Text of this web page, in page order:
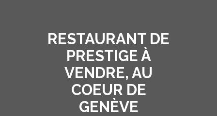
RESTAURANT DE
PRESTIGE À
VENDRE, AU
COEUR DE
GENÈVE